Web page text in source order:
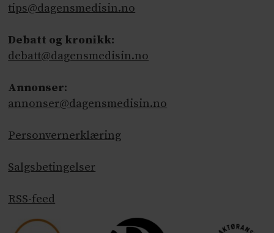
tips@dagensmedisin.no
Debatt og kronikk:
debatt@dagensmedisin.no
Annonser:
annonser@dagensmedisin.no
Personvernerklæring
Salgsbetingelser
RSS-feed